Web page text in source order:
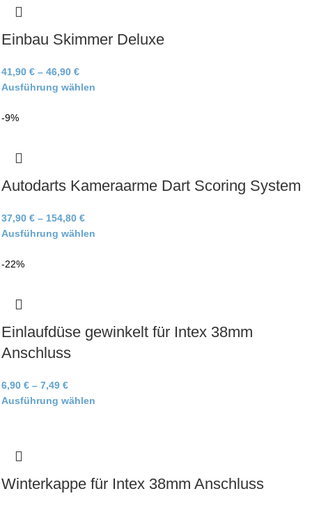
Einbau Skimmer Deluxe
41,90 € – 46,90 €
Ausführung wählen
-9%
Autodarts Kameraarme Dart Scoring System
37,90 € – 154,80 €
Ausführung wählen
-22%
Einlaufdüse gewinkelt für Intex 38mm
Anschluss
6,90 € – 7,49 €
Ausführung wählen
Winterkappe für Intex 38mm Anschluss